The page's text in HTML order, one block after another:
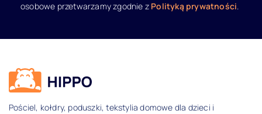
135x200
160x200
osobowe przetwarzamy zgodnie z Polityką prywatności.
Dane kontaktowe i informacje
Pościel, kołdry, poduszki, tekstylia domowe dla dzieci i